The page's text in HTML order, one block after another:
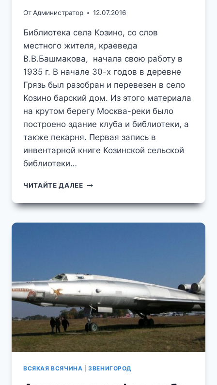
ОтАдминистратор 12.07.2016
Библиотека села Козино, со слов
местного жителя, краеведа
В.В.Башмакова, начала свою работу в
1935 г. В начале 30-х годов в деревне
Грязь был разобран и перевезен в село
Козино барский дом. Из этого материала
на крутом берегу Москва-реки было
построено здание клуба и библиотеки, а
также пекарня. Первая запись в
инвентарной книге Козинской сельской
библиотеки…
ЧИТАЙТЕ ДАЛЕЕБИБЛИОТЕКА
КОЗИНО
ВСЯКАЯ ВСЯЧИНА |ЗВЕНИГОРОД